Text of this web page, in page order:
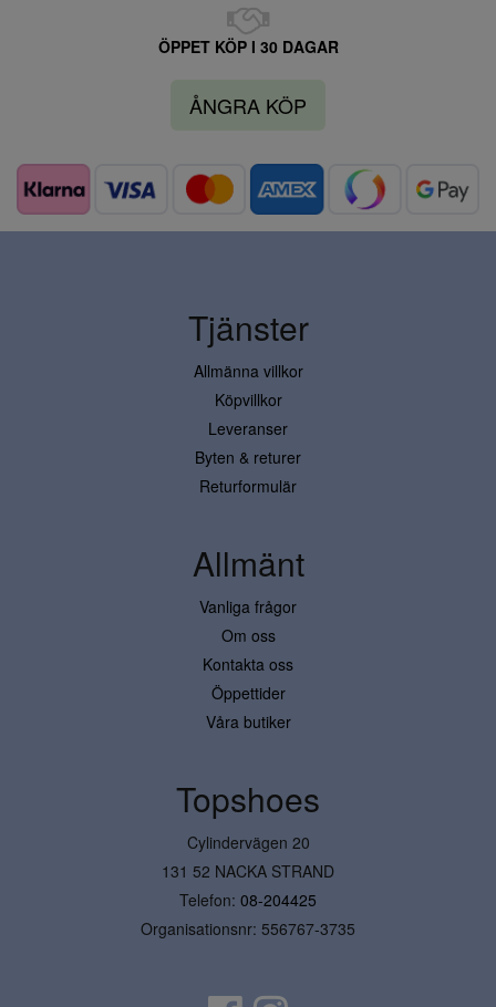
ÖPPET KÖP I 30 DAGAR
ÅNGRA KÖP
Tjänster
Allmänna villkor
Köpvillkor
Leveranser
Byten & returer
Returformulär
Allmänt
Vanliga frågor
Om oss
Kontakta oss
Öppettider
Våra butiker
Topshoes
Cylindervägen 20
131 52 NACKA STRAND
Telefon: 08-204425
Organisationsnr: 556767-3735